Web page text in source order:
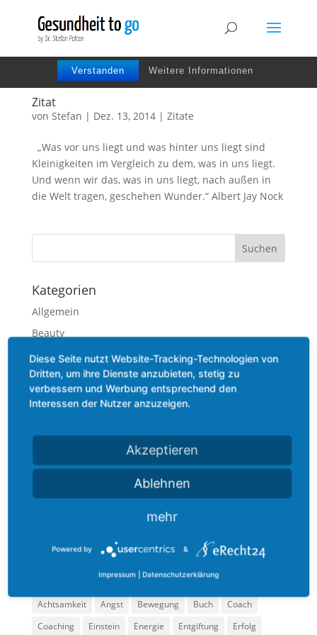
Wir benutzen Cookies um die Nutzerfreundlichkeit
der Webseite zu verbessen. Durch Deinen Besuch
Verstanden Weitere Informationen
Zitat
von Stefan | Dez. 13, 2014| Zitate
„Was vor uns liegt und was hinter uns liegt sind
Kleinigkeiten im Vergleich zu dem, was in uns liegt.
Und wenn wir das, was in uns liegt, nach außen in
die Welt tragen, geschehen Wunder.“ Albert Jay Nock
Kategorien
Allgemein
Beauty
Bewegung
Ernährung
Gefühl
Mindset
Podcast
Technik
Zitate
Schlagwörter
Achtsamkeit Angst Bewegung Buch
Coach
Coaching
Einstein Energie Entgiftung Erfolg
Diese Seite nutzt Website-Tracking-Technologien von
Dritten, um ihre Dienste anzubieten, stetig zu
verbessern und Werbung entsprechend den
Interessen der Nutzer anzuzeigen.
Akzeptieren
Ablehnen
mehr
Powered by &
Impressum Datenschutzerklärung